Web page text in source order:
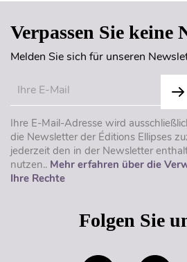
Verpassen Sie keine
Melden Sie sich für unseren
Ihre E-Mail-Adresse wird
die Newsletter der Éditions Ellipses
jederzeit den in der Newsletter
nutzen.. Mehr erfahren über die
Ihre Rechte
Folgen Sie